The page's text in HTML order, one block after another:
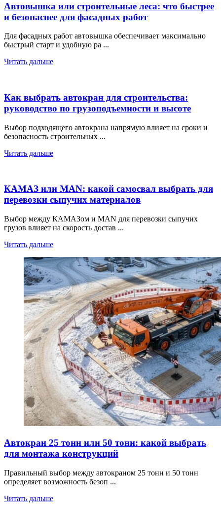
Автовышка или строительные леса: что быстрее
и безопаснее для фасадных работ
Для фасадных работ автовышка обеспечивает максимально
быстрый старт и удобную ра ...
Читать дальше
Как выбрать автокран для строительства:
руководство по грузоподъемности и высоте
Выбор подходящего автокрана напрямую влияет на сроки и
безопасность строительных ...
Читать дальше
КАМАЗ или MAN: какой самосвал выбрать для
перевозки сыпучих материалов
Выбор между КАМАЗом и MAN для перевозки сыпучих
грузов влияет на скорость достав ...
Читать дальше
Автокран 25 тонн или 50 тонн: какой выбрать
для монтажа конструкций
Правильный выбор между автокраном 25 тонн и 50 тонн
определяет возможность безоп ...
Читать дальше